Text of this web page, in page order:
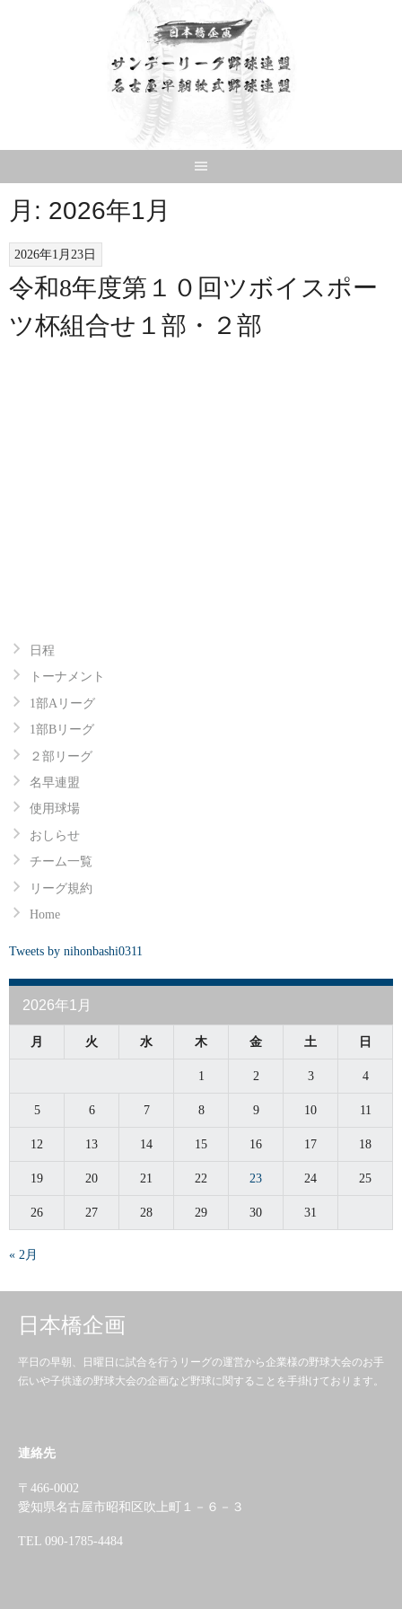
月: 2026年1月
2026年1月23日
令和8年度第１０回ツボイスポー
ツ杯組合せ１部・２部
日程
トーナメント
1部Aリーグ
1部Bリーグ
２部リーグ
名早連盟
使用球場
おしらせ
チーム一覧
リーグ規約
Home
Tweets by nihonbashi0311
2026年1月
月 火 水 木 金 土 日
1 2 3 4
5 6 7 8 9 10 11
12 13 14 15 16 17 18
19 20 21 22 23 24 25
26 27 28 29 30 31
« 2月
日本橋企画
平日の早朝、日曜日に試合を行うリーグの運営から企業様の野球大会のお手
伝いや子供達の野球大会の企画など野球に関することを手掛けております。
連絡先
〒466-0002
愛知県名古屋市昭和区吹上町１－６－３
TEL 090-1785-4484